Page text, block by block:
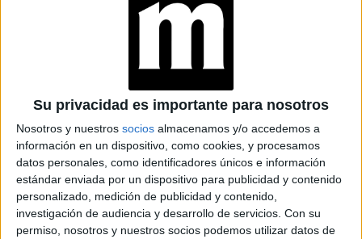
Su privacidad es importante para nosotros
Nosotros y nuestros socios almacenamos y/o accedemos a
información en un dispositivo, como cookies, y procesamos
datos personales, como identificadores únicos e información
estándar enviada por un dispositivo para publicidad y contenido
personalizado, medición de publicidad y contenido,
investigación de audiencia y desarrollo de servicios. Con su
permiso, nosotros y nuestros socios podemos utilizar datos de
Caras Noticias
Weekend Parabrisas
Look
Luz Mía Lunateen Break BATimes
© Perfil.com 2006-2019 - Todos los derechos reservados
Registro de Propiedad Intelectual: Nro. 5346433